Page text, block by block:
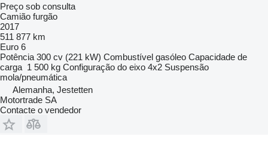
Preço sob consulta
Camião furgão
2017
511 877 km
Euro 6
Potência 300 cv (221 kW) Combustível gasóleo Capacidade de
carga 1 500 kg Configuração do eixo 4x2 Suspensão
mola/pneumática
Alemanha, Jestetten
Motortrade SA
Contacte o vendedor